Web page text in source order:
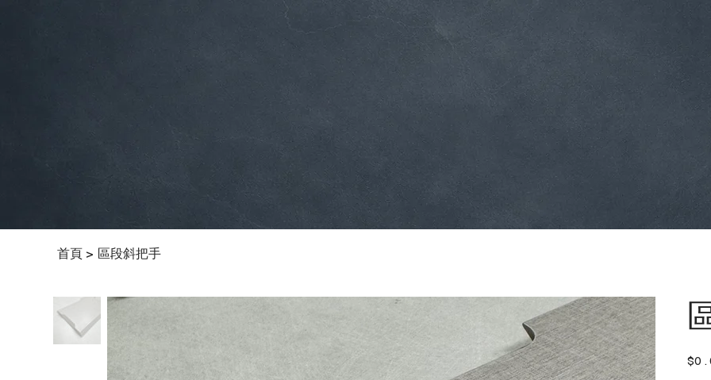
首頁 > 區段斜把手
價
格